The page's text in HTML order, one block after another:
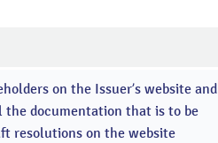
on the Issuer’s website and
documentation that is to be
resolutions on the website